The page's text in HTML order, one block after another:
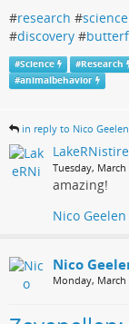
#research #science
#discovery #
#Science #Research
#animalbehavior
in reply to Nico Geelen
Tuesday, March
amazing!
Nico Geelen
Nico
Monday, March